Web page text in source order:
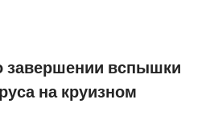
вспышки
на круизном